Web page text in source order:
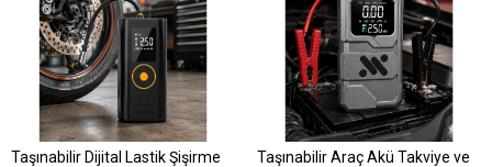
Taşınabilir Dijital Lastik Şişirme
Taşınabilir Araç Akü Takviye ve